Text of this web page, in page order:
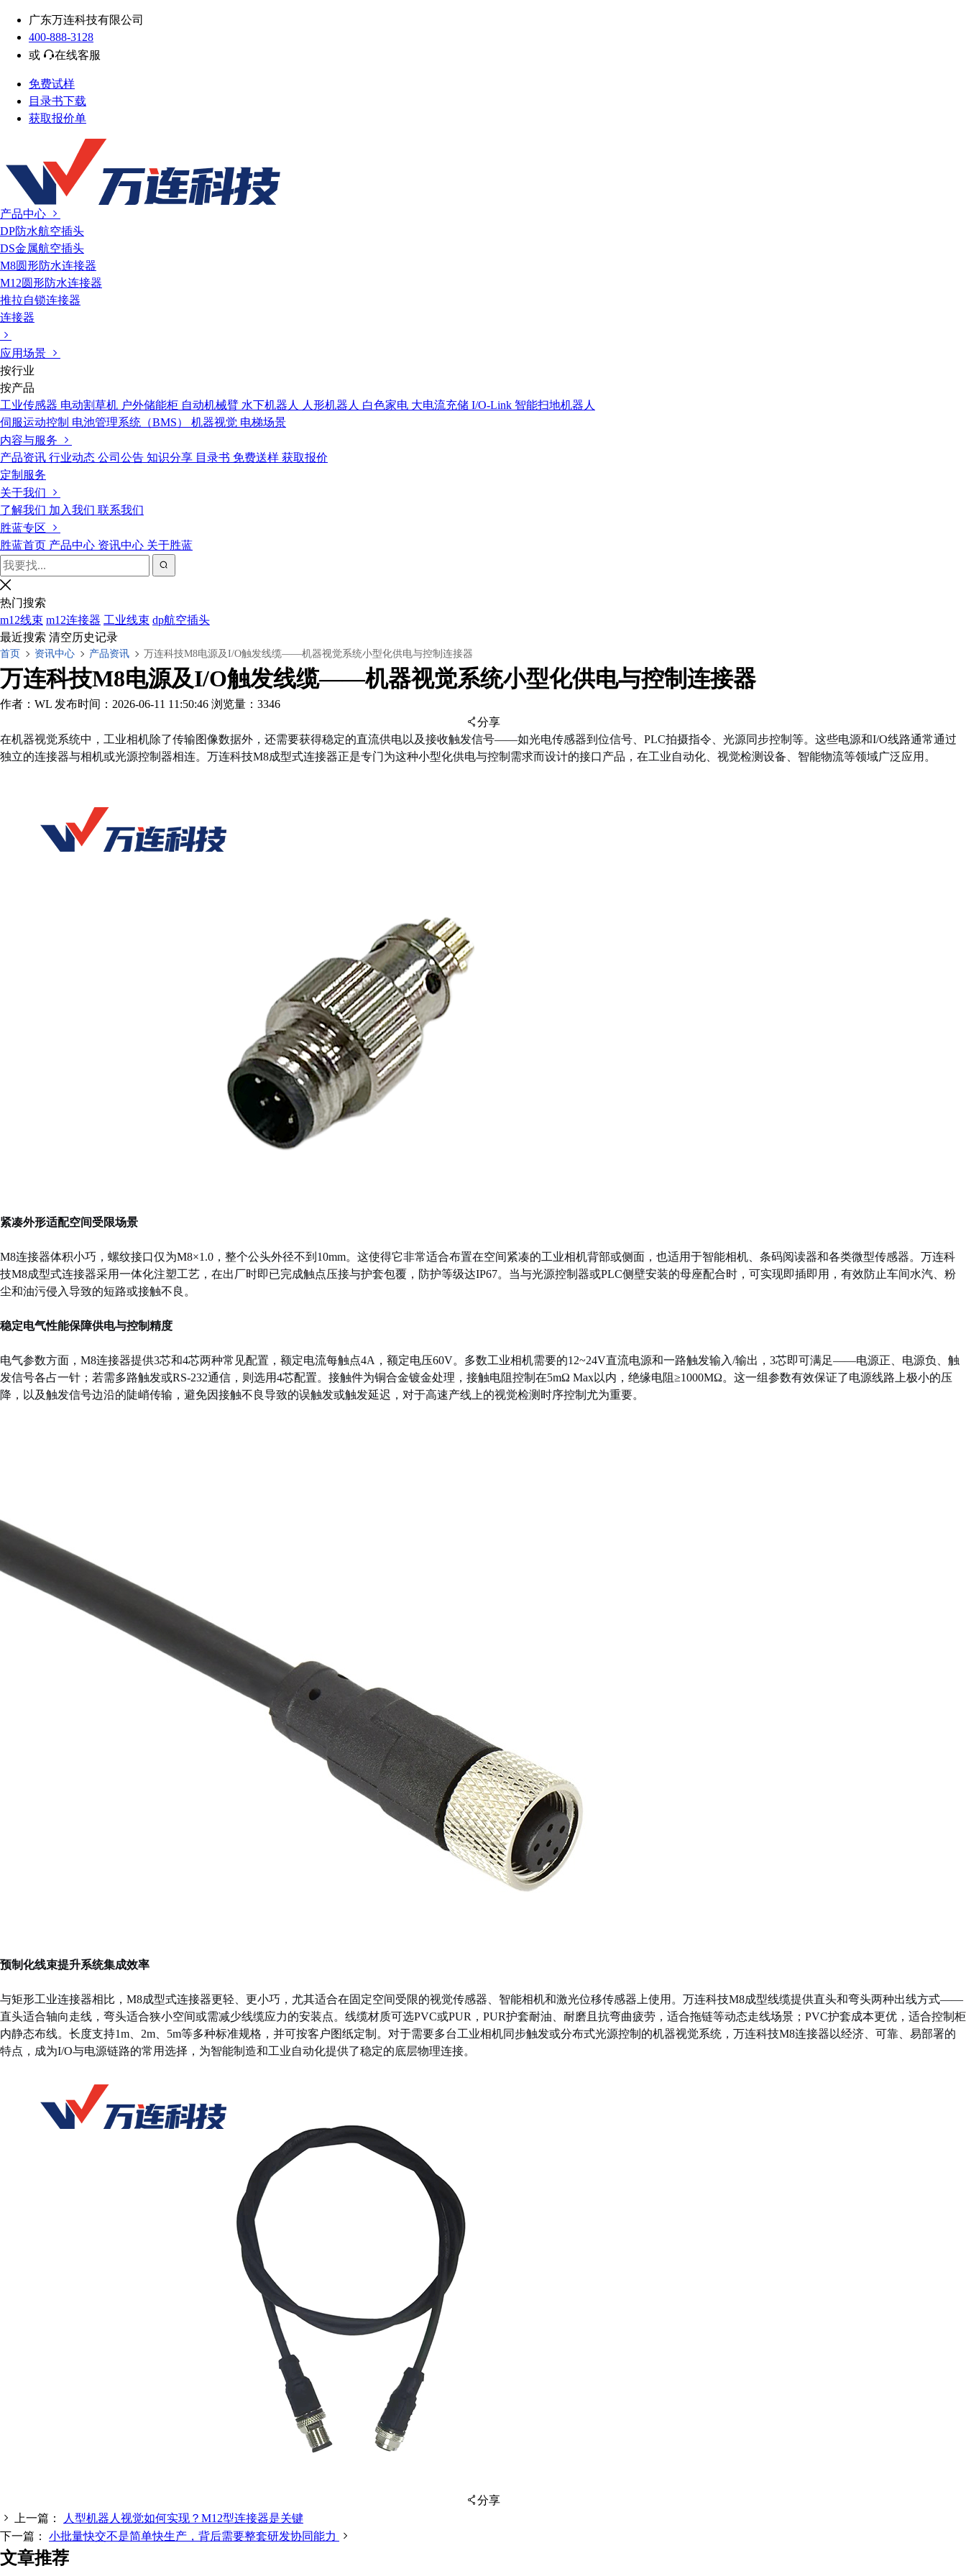
广东万连科技有限公司
400-888-3128
或
在线客服
免费试样
目录书下载
获取报价单
产品中心
DP防水航空插头
DS金属航空插头
M8圆形防水连接器
M12圆形防水连接器
推拉自锁连接器
连接器
应用场景
按行业
按产品
工业传感器 电动割草机 户外储能柜 自动机械臂 水下机器人 人形机器人 白色家电 大电流充储 I/O-Link 智能扫地机器人
伺服运动控制 电池管理系统（BMS） 机器视觉 电梯场景
内容与服务
产品资讯 行业动态 公司公告 知识分享 目录书 免费送样 获取报价
定制服务
关于我们
了解我们 加入我们 联系我们
胜蓝专区
胜蓝首页 产品中心 资讯中心 关于胜蓝
热门搜索
m12线束 m12连接器 工业线束 dp航空插头
最近搜索 清空历史记录
首页 资讯中心 产品资讯 万连科技M8电源及I/O触发线缆——机器视觉系统小型化供电与控制连接器
万连科技M8电源及I/O触发线缆——机器视觉系统小型化供电与控制连接器
作者：WL 发布时间：2026-06-11 11:50:46 浏览量：3346
分享
在机器视觉系统中，工业相机除了传输图像数据外，还需要获得稳定的直流供电以及接收触发信号——如光电传感器到位信号、PLC拍摄指令、光源同步控制等。这些电源和I/O线路通常通过
独立的连接器与相机或光源控制器相连。万连科技M8成型式连接器正是专门为这种小型化供电与控制需求而设计的接口产品，在工业自动化、视觉检测设备、智能物流等领域广泛应用。
紧凑外形适配空间受限场景
M8连接器体积小巧，螺纹接口仅为M8×1.0，整个公头外径不到10mm。这使得它非常适合布置在空间紧凑的工业相机背部或侧面，也适用于智能相机、条码阅读器和各类微型传感器。万连科
技M8成型式连接器采用一体化注塑工艺，在出厂时即已完成触点压接与护套包覆，防护等级达IP67。当与光源控制器或PLC侧壁安装的母座配合时，可实现即插即用，有效防止车间水汽、粉
尘和油污侵入导致的短路或接触不良。
稳定电气性能保障供电与控制精度
电气参数方面，M8连接器提供3芯和4芯两种常见配置，额定电流每触点4A，额定电压60V。多数工业相机需要的12~24V直流电源和一路触发输入/输出，3芯即可满足——电源正、电源负、触
发信号各占一针；若需多路触发或RS-232通信，则选用4芯配置。接触件为铜合金镀金处理，接触电阻控制在5mΩ Max以内，绝缘电阻≥1000MΩ。这一组参数有效保证了电源线路上极小的压
降，以及触发信号边沿的陡峭传输，避免因接触不良导致的误触发或触发延迟，对于高速产线上的视觉检测时序控制尤为重要。
预制化线束提升系统集成效率
与矩形工业连接器相比，M8成型式连接器更轻、更小巧，尤其适合在固定空间受限的视觉传感器、智能相机和激光位移传感器上使用。万连科技M8成型线缆提供直头和弯头两种出线方式——
直头适合轴向走线，弯头适合狭小空间或需减少线缆应力的安装点。线缆材质可选PVC或PUR，PUR护套耐油、耐磨且抗弯曲疲劳，适合拖链等动态走线场景；PVC护套成本更优，适合控制柜
内静态布线。长度支持1m、2m、5m等多种标准规格，并可按客户图纸定制。对于需要多台工业相机同步触发或分布式光源控制的机器视觉系统，万连科技M8连接器以经济、可靠、易部署的
特点，成为I/O与电源链路的常用选择，为智能制造和工业自动化提供了稳定的底层物理连接。
分享
上一篇：
人型机器人视觉如何实现？M12型连接器是关键
下一篇： 小批量快交不是简单快生产，背后需要整套研发协同能力
文章推荐